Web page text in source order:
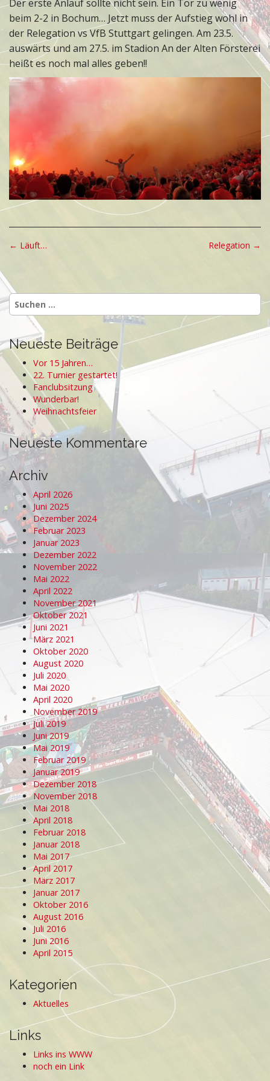
Der erste Anlauf sollte nicht sein. Ein Tor zu wenig
beim 2-2 in Bochum… Jetzt muss der Aufstieg wohl in
der Relegation vs VfB Stuttgart gelingen. Am 23.5.
auswärts und am 27.5. im Stadion An der Alten Försterei
heißt es noch mal alles geben!!
P
s
t
n
v
g
t
i
o
n
← Läuft… Relegation →
Suchen
nach:
Neueste Beiträge
Vor 15 Jahren…
22. Turnier gestartet!
Fanclubsitzung
Wunderbar!
Weihnachtsfeier
Neueste Kommentare
Archiv
April 2026
Juni 2025
Dezember 2024
Februar 2023
Januar 2023
Dezember 2022
November 2022
Mai 2022
April 2022
November 2021
Oktober 2021
Juni 2021
März 2021
Oktober 2020
August 2020
Juli 2020
Mai 2020
April 2020
November 2019
Juli 2019
Juni 2019
Mai 2019
Februar 2019
Januar 2019
Dezember 2018
November 2018
Mai 2018
April 2018
Februar 2018
Januar 2018
Mai 2017
April 2017
März 2017
Januar 2017
Oktober 2016
August 2016
Juli 2016
Juni 2016
April 2015
Kategorien
Aktuelles
Links
Links ins WWW
noch ein Link